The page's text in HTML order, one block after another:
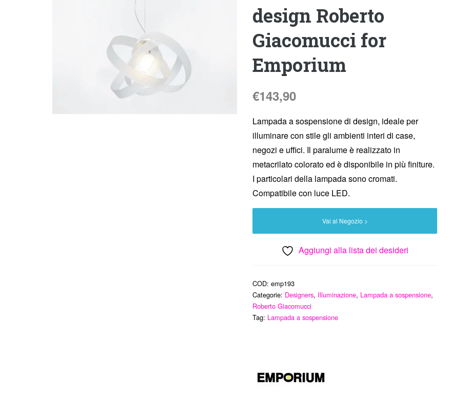
design Roberto
Giacomucci for
Emporium
€143,90
Lampada a sospensione di design, ideale per
illuminare con stile gli ambienti interi di case,
negozi e uffici. Il paralume è realizzato in
metacrilato colorato ed è disponibile in più finiture.
I particolari della lampada sono cromati.
Compatibile con luce LED.
Vai al Negozio >
Aggiungi alla lista dei desideri
COD: emp193
Categorie: Designers, Illuminazione, Lampada a sospensione,
Roberto Giacomucci
Tag: Lampada a sospensione